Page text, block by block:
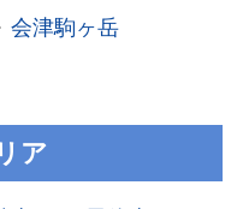
会津駒ヶ岳
ア